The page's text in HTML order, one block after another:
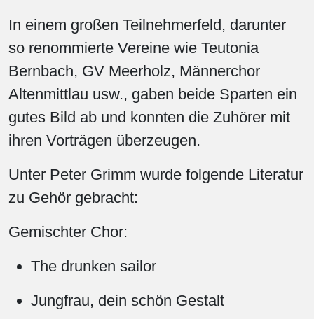
In einem großen Teilnehmerfeld, darunter
so renommierte Vereine wie Teutonia
Bernbach, GV Meerholz, Männerchor
Altenmittlau usw., gaben beide Sparten ein
gutes Bild ab und konnten die Zuhörer mit
ihren Vorträgen überzeugen.
Unter Peter Grimm wurde folgende Literatur
zu Gehör gebracht:
Gemischter Chor:
The drunken sailor
Jungfrau, dein schön Gestalt